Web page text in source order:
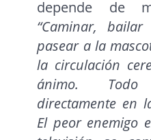
depende de
“Caminar,
pasear a la
la circulación
ánimo.
directamente en
El peor enemigo